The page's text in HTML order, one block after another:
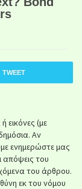
TWEET
εικόνες (με
Αν
ενημερώστε μας
απόψεις του
του άρθρου.
εκ του νόμου